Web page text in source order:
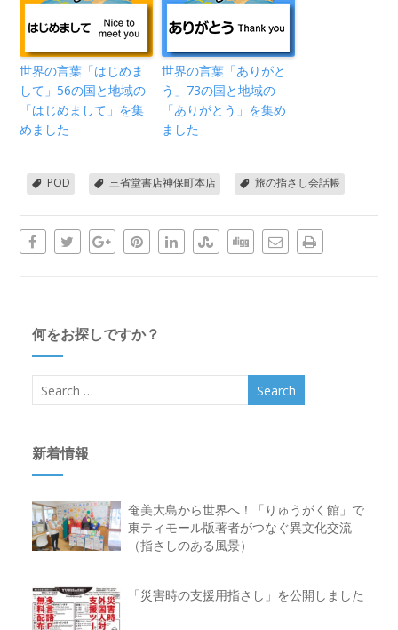
世界の言葉「はじめま
して」56の国と地域の
「はじめまして」を集
めました
世界の言葉「ありがと
う」73の国と地域の
「ありがとう」を集め
ました
POD 三省堂書店神保町本店 旅の指さし会話帳
何をお探しですか？
新着情報
奄美大島から世界へ！「りゅうがく館」で
東ティモール版著者がつなぐ異文化交流
（指さしのある風景）
「災害時の支援用指さし」を公開しました